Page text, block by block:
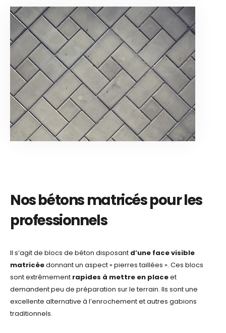
Nos bétons matricés pour les
professionnels
Il s’agit de blocs de béton disposant d’une face visible
matricéedonnant un aspect « pierres taillées ». Ces blocs
sont extrêmement rapides à mettre en placeet
demandent peu de préparation sur le terrain. Ils sont une
excellente alternative à l’enrochement et autres gabions
traditionnels.